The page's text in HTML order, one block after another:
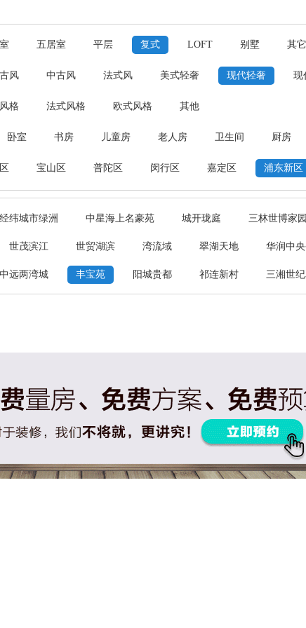
五居室 平层 复式 LOFT 别墅 其它
风 中古风 法式风 美式轻奢 现代轻奢 现
格 法式风格 欧式风格 其他
卧室 书房 儿童房 老人房 卫生间 厨房
宝山区 普陀区 闵行区 嘉定区 浦东新区
经纬城市绿洲 中星海上名豪苑 城开珑庭 三林世博家园
世茂滨江 世贸湖滨 湾流域 翠湖天地 华润中央
中远两湾城 丰宝苑 阳城贵都 祁连新村 三湘世